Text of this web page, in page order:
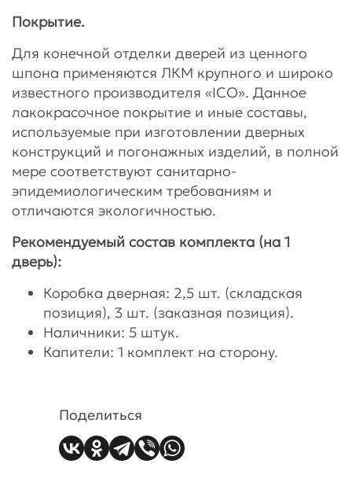
Покрытие.
Для конечной отделки дверей из ценного
шпона применяются ЛКМ крупного и широко
известного производителя «ICO». Данное
лакокрасочное покрытие и иные составы,
используемые при изготовлении дверных
конструкций и погонажных изделий, в полной
мере соответствуют санитарно-
эпидемиологическим требованиям и
отличаются экологичностью.
Рекомендуемый состав комплекта (на 1
дверь):
Коробка дверная: 2,5 шт. (складская
позиция), 3 шт. (заказная позиция).
Наличники: 5 штук.
Капители: 1 комплект на сторону.
Поделиться